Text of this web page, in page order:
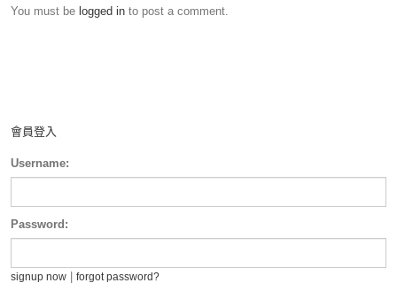
You must be logged in to post a comment.
會員登入
Username:
Password:
signup now forgot password?